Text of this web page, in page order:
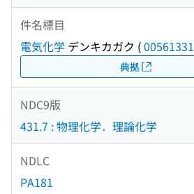
件名標目
電気化学 デンキカガク (00561331
典拠
NDC9版
431.7 : 物理化学．理論化学
NDLC
PA181